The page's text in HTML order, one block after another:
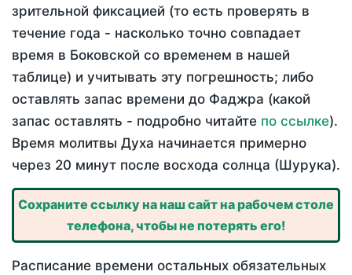
зрительной фиксацией (то есть проверять в
течение года - насколько точно совпадает
время в Боковской со временем в нашей
таблице) и учитывать эту погрешность; либо
оставлять запас времени до Фаджра (какой
запас оставлять - подробно читайте по ссылке).
Время молитвы Духа начинается примерно
через 20 минут после восхода солнца (Шурука).
Сохраните ссылку на наш сайт на рабочем столе
телефона, чтобы не потерять его!
Расписание времени остальных обязательных